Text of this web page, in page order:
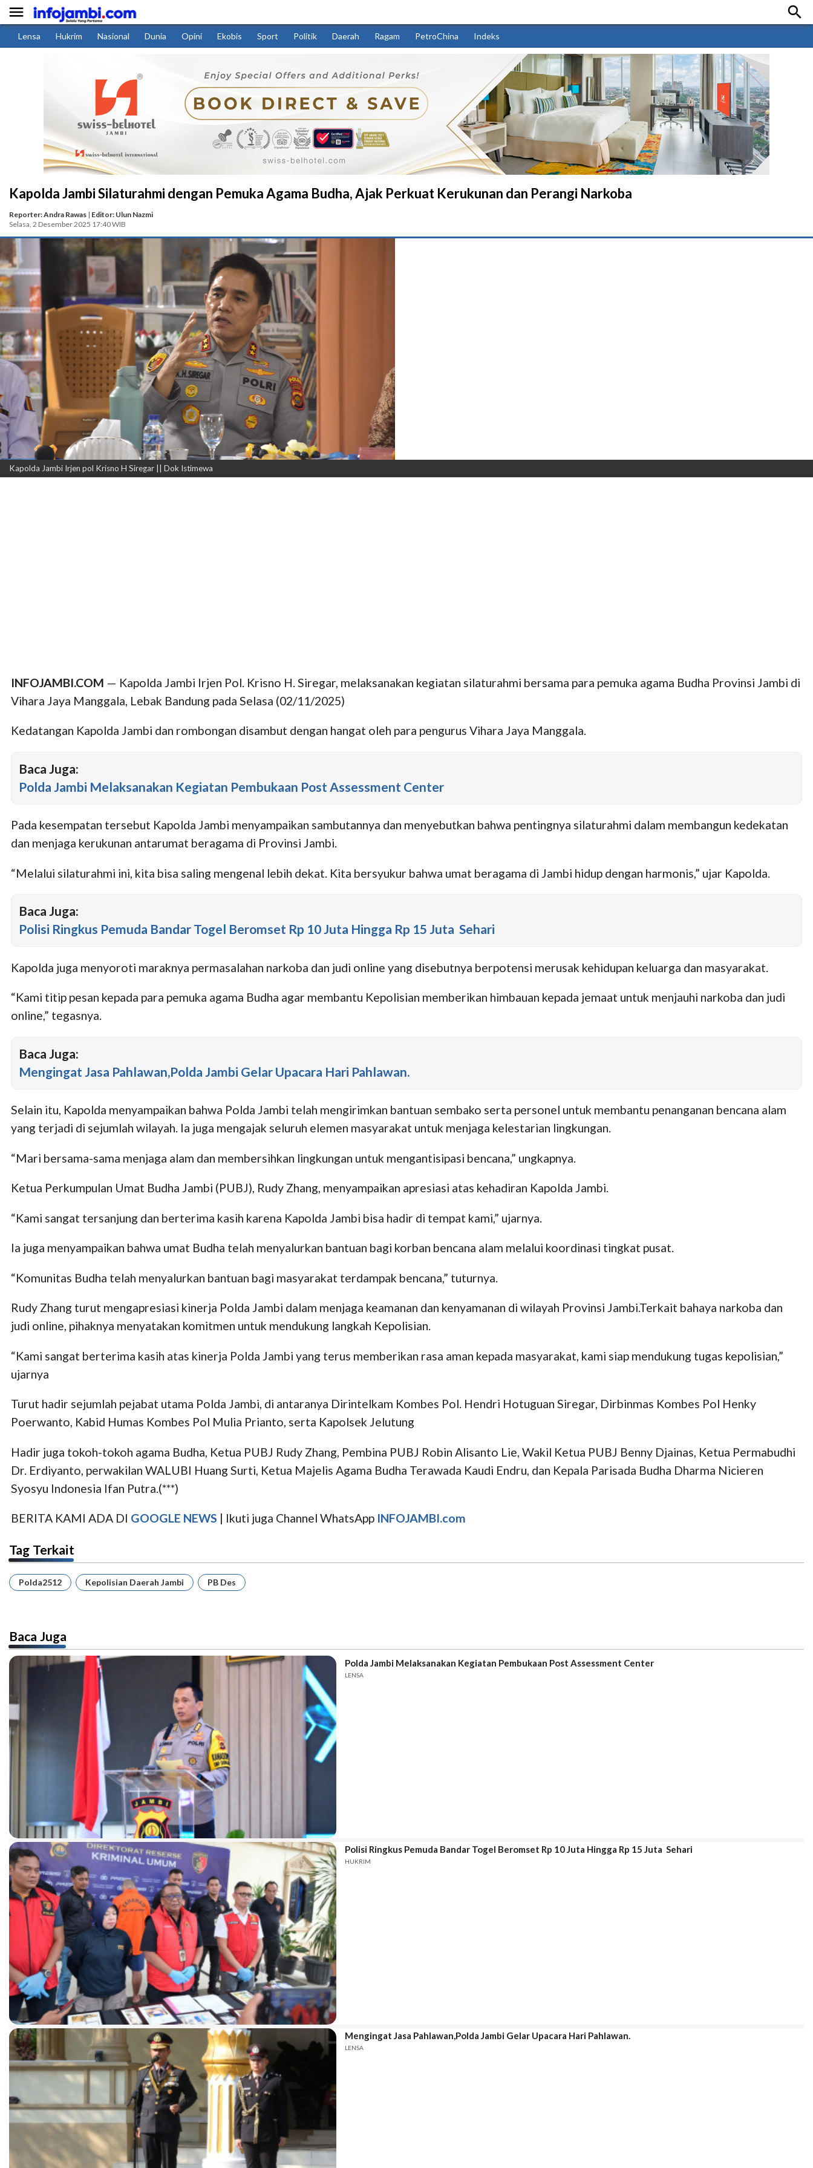
 
Lensa Hukrim Nasional Dunia Opini Ekobis Sport Politik Daerah Ragam PetroChina Indeks
Kapolda Jambi Silaturahmi dengan Pemuka Agama Budha, Ajak Perkuat Kerukunan dan Perangi Narkoba
Reporter: Andra Rawas | Editor: Ulun Nazmi
Selasa, 2 Desember 2025 17:40 WIB
Kapolda Jambi Irjen pol Krisno H Siregar || Dok Istimewa
INFOJAMBI.COM — Kapolda Jambi Irjen Pol. Krisno H. Siregar, melaksanakan kegiatan silaturahmi bersama para pemuka agama Budha Provinsi Jambi di
Vihara Jaya Manggala, Lebak Bandung pada Selasa (02/11/2025)
Kedatangan Kapolda Jambi dan rombongan disambut dengan hangat oleh para pengurus Vihara Jaya Manggala.
Baca Juga:
Polda Jambi Melaksanakan Kegiatan Pembukaan Post Assessment Center
Pada kesempatan tersebut Kapolda Jambi menyampaikan sambutannya dan menyebutkan bahwa pentingnya silaturahmi dalam membangun kedekatan
dan menjaga kerukunan antarumat beragama di Provinsi Jambi.
“Melalui silaturahmi ini, kita bisa saling mengenal lebih dekat. Kita bersyukur bahwa umat beragama di Jambi hidup dengan harmonis,” ujar Kapolda.
Baca Juga:
Polisi Ringkus Pemuda Bandar Togel Beromset Rp 10 Juta Hingga Rp 15 Juta Sehari
Kapolda juga menyoroti maraknya permasalahan narkoba dan judi online yang disebutnya berpotensi merusak kehidupan keluarga dan masyarakat.
“Kami titip pesan kepada para pemuka agama Budha agar membantu Kepolisian memberikan himbauan kepada jemaat untuk menjauhi narkoba dan judi
online,” tegasnya.
Baca Juga:
Mengingat Jasa Pahlawan,Polda Jambi Gelar Upacara Hari Pahlawan.
Selain itu, Kapolda menyampaikan bahwa Polda Jambi telah mengirimkan bantuan sembako serta personel untuk membantu penanganan bencana alam
yang terjadi di sejumlah wilayah. Ia juga mengajak seluruh elemen masyarakat untuk menjaga kelestarian lingkungan.
“Mari bersama-sama menjaga alam dan membersihkan lingkungan untuk mengantisipasi bencana,” ungkapnya.
Ketua Perkumpulan Umat Budha Jambi (PUBJ), Rudy Zhang, menyampaikan apresiasi atas kehadiran Kapolda Jambi.
“Kami sangat tersanjung dan berterima kasih karena Kapolda Jambi bisa hadir di tempat kami,” ujarnya.
Ia juga menyampaikan bahwa umat Budha telah menyalurkan bantuan bagi korban bencana alam melalui koordinasi tingkat pusat.
“Komunitas Budha telah menyalurkan bantuan bagi masyarakat terdampak bencana,” tuturnya.
Rudy Zhang turut mengapresiasi kinerja Polda Jambi dalam menjaga keamanan dan kenyamanan di wilayah Provinsi Jambi.Terkait bahaya narkoba dan
judi online, pihaknya menyatakan komitmen untuk mendukung langkah Kepolisian.
“Kami sangat berterima kasih atas kinerja Polda Jambi yang terus memberikan rasa aman kepada masyarakat, kami siap mendukung tugas kepolisian,”
ujarnya
Turut hadir sejumlah pejabat utama Polda Jambi, di antaranya Dirintelkam Kombes Pol. Hendri Hotuguan Siregar, Dirbinmas Kombes Pol Henky
Poerwanto, Kabid Humas Kombes Pol Mulia Prianto, serta Kapolsek Jelutung
Hadir juga tokoh-tokoh agama Budha, Ketua PUBJ Rudy Zhang, Pembina PUBJ Robin Alisanto Lie, Wakil Ketua PUBJ Benny Djainas, Ketua Permabudhi
Dr. Erdiyanto, perwakilan WALUBI Huang Surti, Ketua Majelis Agama Budha Terawada Kaudi Endru, dan Kepala Parisada Budha Dharma Nicieren
Syosyu Indonesia Ifan Putra.(***)
BERITA KAMI ADA DI GOOGLE NEWS | Ikuti juga Channel WhatsApp INFOJAMBI.com
Tag Terkait
Polda2512 Kepolisian Daerah Jambi PB Des
Baca Juga
Polda Jambi Melaksanakan Kegiatan Pembukaan Post Assessment Center
LENSA
Polisi Ringkus Pemuda Bandar Togel Beromset Rp 10 Juta Hingga Rp 15 Juta Sehari
HUKRIM
Mengingat Jasa Pahlawan,Polda Jambi Gelar Upacara Hari Pahlawan.
LENSA